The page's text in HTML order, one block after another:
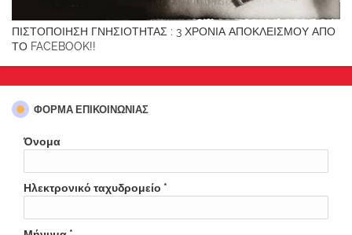
ΠΙΣΤΟΠΟΙΗΣΗ ΓΝΗΣΙΟΤΗΤΑΣ : 3 ΧΡΟΝΙΑ ΑΠΟΚΛΕΙΣΜΟΥ ΑΠΟ
ΤΟ FACEBOOK!!
ΦΌΡΜΑ ΕΠΙΚΟΙΝΩΝΊΑΣ
Όνομα
Ηλεκτρονικό ταχυδρομείο *